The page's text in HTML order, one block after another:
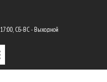
СБ-ВС - Выходной